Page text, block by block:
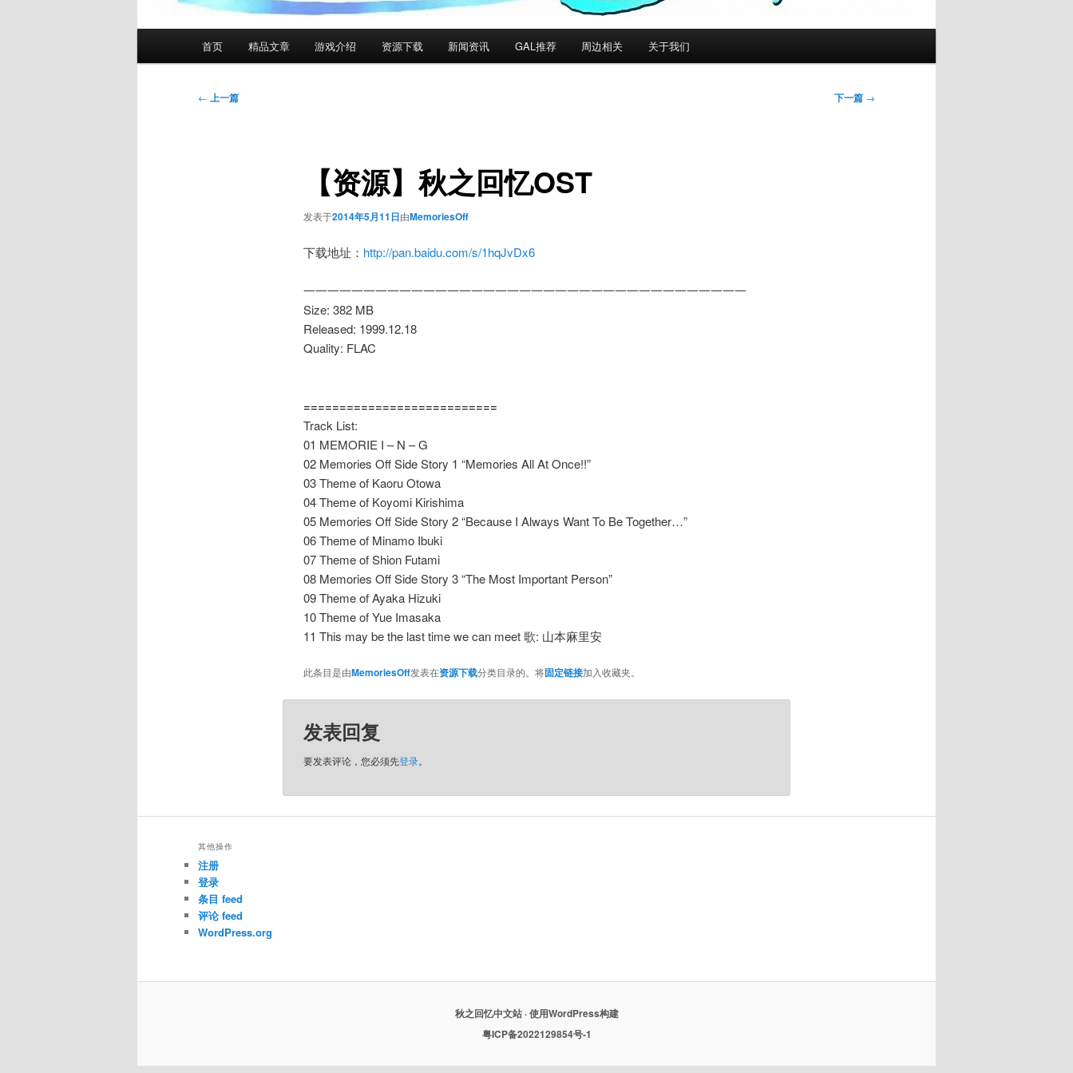
首页 精品文章 游戏介绍 资源下载 新闻资讯 GAL推荐 周边相关 关于我们
文
← 上一篇 下一篇 →
【资源】秋之回忆OST
发表于2014年5月11日由MemoriesOff
下载地址： http://pan.baidu.com/s/1hqJvDx6
一一一一一一一一一一一一一一一一一一一一一一一一一一一一一一一一一一一一一
Size: 382 MB
Released: 1999.12.18
Quality: FLAC
===========================
Track List:
01 MEMORIE I – N – G
02 Memories Off Side Story 1 “Memories All At Once!!”
03 Theme of Kaoru Otowa
04 Theme of Koyomi Kirishima
05 Memories Off Side Story 2 “Because I Always Want To Be Together…”
06 Theme of Minamo Ibuki
07 Theme of Shion Futami
08 Memories Off Side Story 3 “The Most Important Person”
09 Theme of Ayaka Hizuki
10 Theme of Yue Imasaka
11 This may be the last time we can meet 歌: 山本麻里安
此条目是由MemoriesOff发表在资源下载分类目录的。将固定链接加入收藏夹。
发表回复
要发表评论，您必须先登录。
其他操作
注册
登录
条目 feed
评论 feed
WordPress.org
秋之回忆中文站 · 使用WordPress构建
粤ICP备2022129854号-1